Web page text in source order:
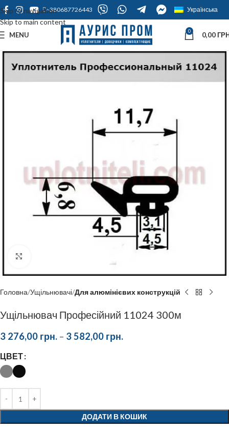
Skip to navigation
Skip to main content
+380687726443 Українська
MENU 0 0,00
Головна Ущільнювачі Для алюмінієвих конструкцій
Ущільнювач Професійний 11024 300м
3 276,00 грн. – 3 582,00 грн.
ЦВЕТ
ДОДАТИ В КОШИК